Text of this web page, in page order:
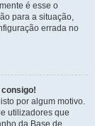
é esse o
para a situação,
errada no
por algum motivo.
utilizadores que
da Base de